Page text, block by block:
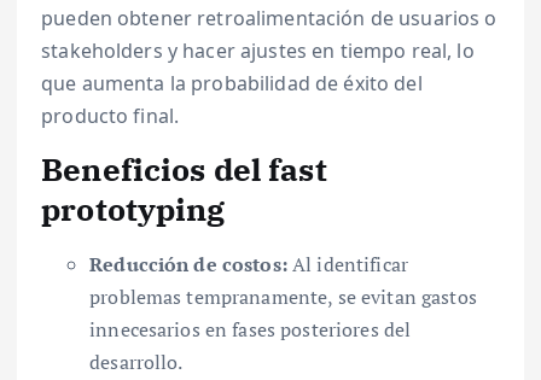
pueden obtener retroalimentación de usuarios o
stakeholders y hacer ajustes en tiempo real, lo
que aumenta la probabilidad de éxito del
producto final.
Beneficios del fast
prototyping
Reducción de costos:Al identificar
problemas tempranamente, se evitan gastos
innecesarios en fases posteriores del
desarrollo.